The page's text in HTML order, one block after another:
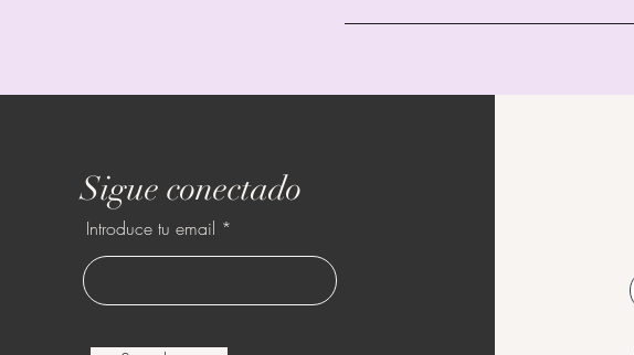
Sigue conectado
Introduce tu email